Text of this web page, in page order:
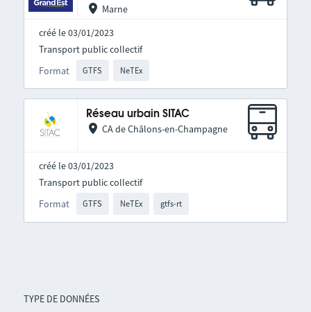
TYPE DE DONNÉES
Marne
créé le 03/01/2023
Format GTFS NeTEx
Transport public collectif
Réseau urbain SITAC
CA de Châlons-en-Champagne
créé le 03/01/2023
Format GTFS NeTEx gtfs-rt
Transport public collectif